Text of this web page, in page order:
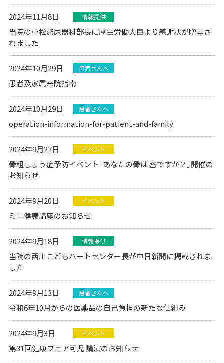
2024年11月8日 情報提供
当院の小松泌尿器科部長に厚生労働大臣より感謝状が贈呈さ
れました
2024年10月29日 患者さんへ
患者及家属来院指南
2024年10月29日 患者さんへ
operation-information-for-patient-and-family
2024年9月27日 イベント
骨粗しょう症予防イベント｢あなたの骨は 密ですか？｣開催の
お知らせ
2024年9月20日 イベント
ミニ健康講座のお知らせ
2024年9月18日 情報提供
当院の西川こどもハートセンター長が中日新聞に掲載されま
した
2024年9月13日 患者さんへ
令和6年10月からの医薬品の自己負担の新たな仕組み
2024年9月3日 イベント
第31回健康フェア可児 講演のお知らせ